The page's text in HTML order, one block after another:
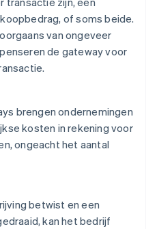
of soms beide.
van ongeveer
de gateway voor
brengen ondernemingen
kosten in rekening voor
ongeacht het aantal
betwist en een
kan het bedrijf